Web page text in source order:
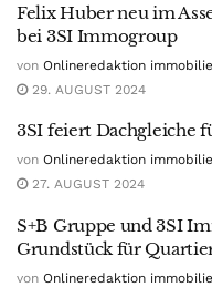
Felix Huber neu im
bei 3SI Immogroup
von Onlineredaktion
29. AUGUST 2024
3SI feiert Dachgleiche
von Onlineredaktion
27. AUGUST 2024
S+B Gruppe und 3SI
Grundstück für
von Onlineredaktion